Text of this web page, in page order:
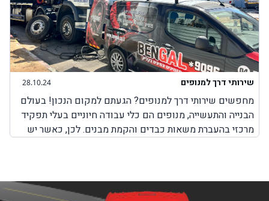
28.10.24 שירותי דרך למנופים
מחפשים שירותי דרך למנופים? הגעתם למקום הנכון! בעולם
הבנייה והתעשייה, מנופים הם כלי עבודה חיוניים בעלי תפקיד
מרכזי בהעברת משאות כבדים והקמת מבנים. לכן, כאשר יש
במנופים עלולות להתרחש בכל זמן, בשעות שבהן ניתן להגיע